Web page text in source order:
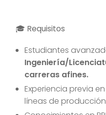
🎓 Requisitos
Estudiantes
Ingeniería/
carreras afines.
Experiencia previa
líneas de